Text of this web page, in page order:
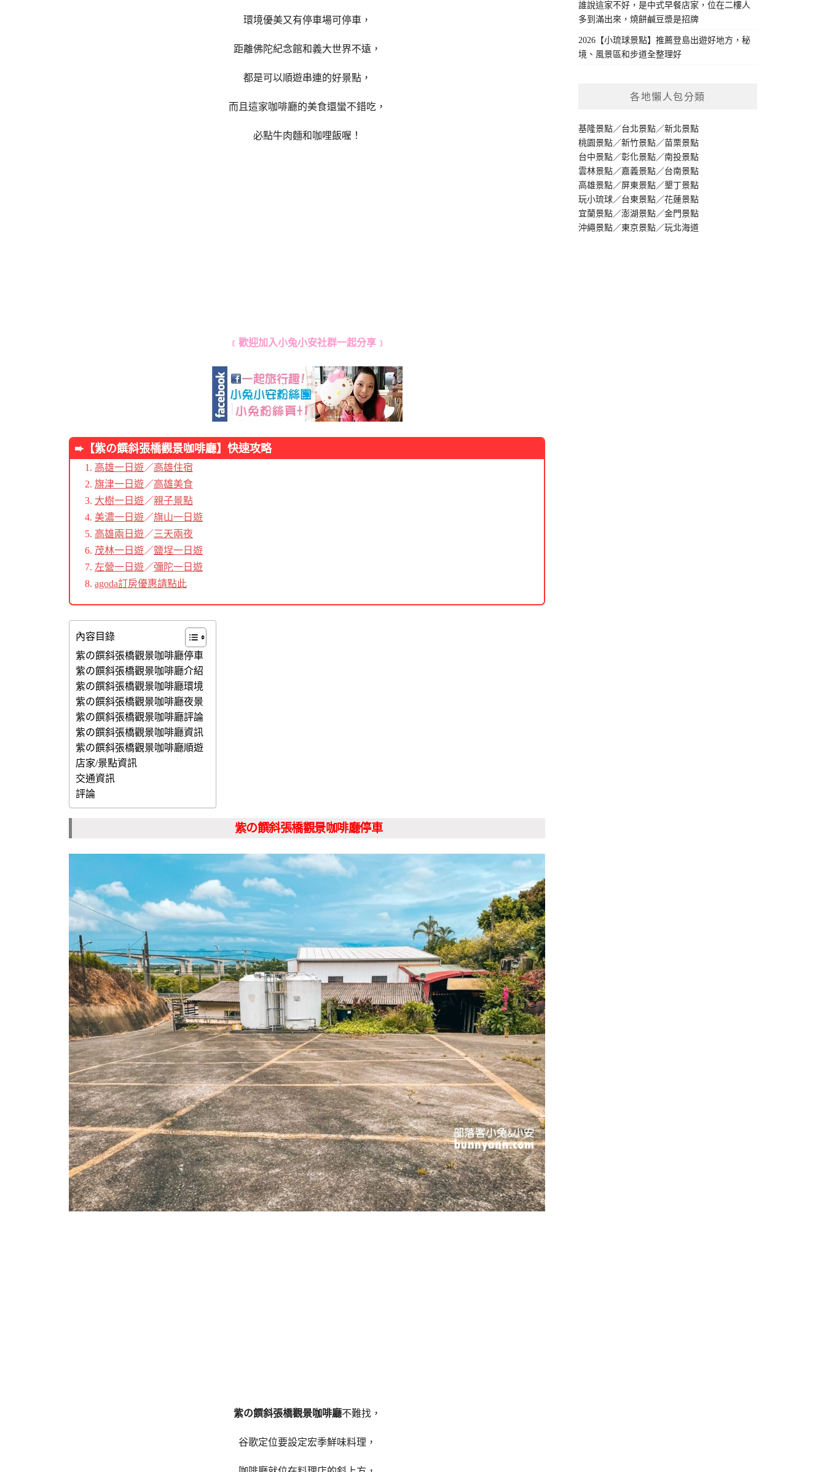
環境優美又有停車場可停車，
距離佛陀紀念館和義大世界不遠，
都是可以順遊串連的好景點，
而且這家咖啡廳的美食還蠻不錯吃，
必點牛肉麵和咖哩飯喔！
﹝歡迎加入小兔小安社群一起分享﹞
➨【紫の饌斜張橋觀景咖啡廳】快速攻略
高雄一日遊／高雄住宿
旗津一日遊／高雄美食
大樹一日遊／親子景點
美濃一日遊／旗山一日遊
高雄兩日遊／三天兩夜
茂林一日遊／鹽埕一日遊
左營一日遊／彌陀一日遊
agoda訂房優惠請點此
內容目錄
紫の饌斜張橋觀景咖啡廳停車
紫の饌斜張橋觀景咖啡廳介紹
紫の饌斜張橋觀景咖啡廳環境
紫の饌斜張橋觀景咖啡廳夜景
紫の饌斜張橋觀景咖啡廳評論
紫の饌斜張橋觀景咖啡廳資訊
紫の饌斜張橋觀景咖啡廳順遊
店家/景點資訊
交通資訊
評論
紫の饌斜張橋觀景咖啡廳停車
紫の饌斜張橋觀景咖啡廳不難找，
谷歌定位要設定宏季鮮味料理，
誰說這家不好，是中式早餐店家，位在二樓人
多到滿出來，燒餅鹹豆漿是招牌
2026【小琉球景點】推薦登島出遊好地方，秘
境、風景區和步道全整理好
各地懶人包分類
基隆景點／台北景點／新北景點
桃園景點／新竹景點／苗栗景點
台中景點／彰化景點／南投景點
雲林景點／嘉義景點／台南景點
高雄景點／屏東景點／墾丁景點
玩小琉球／台東景點／花蓮景點
宜蘭景點／澎湖景點／金門景點
沖繩景點／東京景點／玩北海道